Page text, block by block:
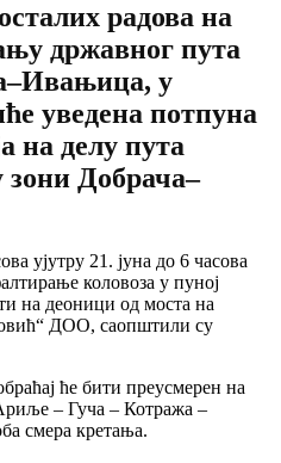
радова на
државног пута
у
уведена потпуна
на делу пута
Добрача–
ујутру 21. јуна до 6 часова
коловоза у пуној
на деоници од моста на
ДОО, саопштили су
ће бити преусмерен на
– Гуча – Котража –
смера кретања.